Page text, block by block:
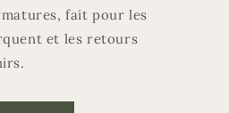
fait pour les
et les retours